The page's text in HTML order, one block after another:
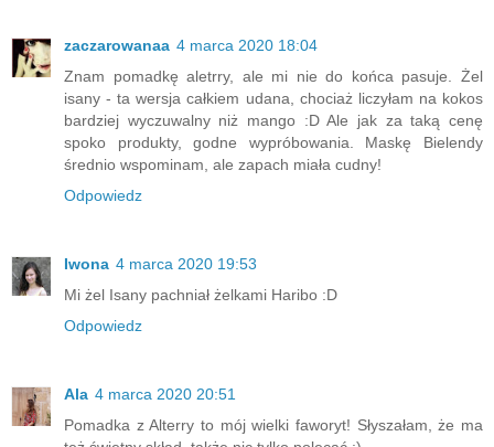
zaczarowanaa 4 marca 2020 18:04
Znam pomadkę aletrry, ale mi nie do końca pasuje. Żel
isany - ta wersja całkiem udana, chociaż liczyłam na kokos
bardziej wyczuwalny niż mango :D Ale jak za taką cenę
spoko produkty, godne wypróbowania. Maskę Bielendy
średnio wspominam, ale zapach miała cudny!
Odpowiedz
Iwona 4 marca 2020 19:53
Mi żel Isany pachniał żelkami Haribo :D
Odpowiedz
Ala 4 marca 2020 20:51
Pomadka z Alterry to mój wielki faworyt! Słyszałam, że ma